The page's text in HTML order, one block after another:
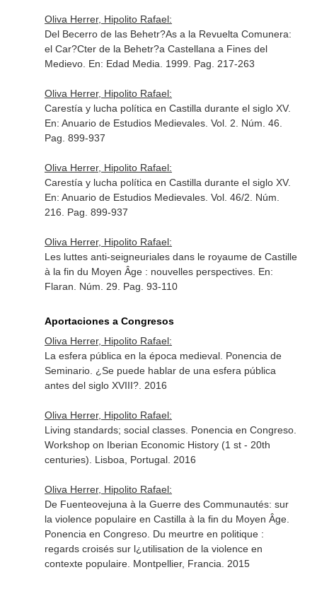
Oliva Herrer, Hipolito Rafael:
Del Becerro de las Behetr?As a la Revuelta Comunera:
el Car?Cter de la Behetr?a Castellana a Fines del
Medievo. En: Edad Media . 1999. Pag. 217-263
Oliva Herrer, Hipolito Rafael:
Carestía y lucha política en Castilla durante el siglo XV.
En: Anuario de Estudios Medievales. Vol. 2. Núm. 46.
Pag. 899-937
Oliva Herrer, Hipolito Rafael:
Carestía y lucha política en Castilla durante el siglo XV.
En: Anuario de Estudios Medievales. Vol. 46/2. Núm.
216. Pag. 899-937
Oliva Herrer, Hipolito Rafael:
Les luttes anti-seigneuriales dans le royaume de Castille
à la fin du Moyen Âge : nouvelles perspectives. En:
Flaran . Núm. 29. Pag. 93-110
Aportaciones a Congresos
Oliva Herrer, Hipolito Rafael:
La esfera pública en la época medieval. Ponencia de
Seminario. ¿Se puede hablar de una esfera pública
antes del siglo XVIII?. 2016
Oliva Herrer, Hipolito Rafael:
Living standards; social classes. Ponencia en Congreso.
Workshop on Iberian Economic History (1 st - 20th
centuries). Lisboa, Portugal. 2016
Oliva Herrer, Hipolito Rafael:
De Fuenteovejuna à la Guerre des Communautés: sur
la violence populaire en Castilla à la fin du Moyen Âge.
Ponencia en Congreso. Du meurtre en politique :
regards croisés sur l¿utilisation de la violence en
contexte populaire. Montpellier, Francia. 2015